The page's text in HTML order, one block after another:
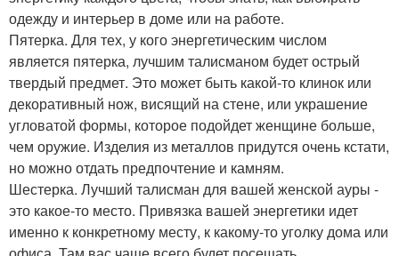
одежду и интерьер в доме или на работе.
Пятерка. Для тех, у кого энергетическим числом
является пятерка, лучшим талисманом будет острый
твердый предмет. Это может быть какой-то клинок или
декоративный нож, висящий на стене, или украшение
угловатой формы, которое подойдет женщине больше,
чем оружие. Изделия из металлов придутся очень кстати,
но можно отдать предпочтение и камням.
Шестерка. Лучший талисман для вашей женской ауры -
это какое-то место. Привязка вашей энергетики идет
именно к конкретному месту, к какому-то уголку дома или